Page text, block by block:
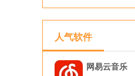
人气软件
网易云音乐